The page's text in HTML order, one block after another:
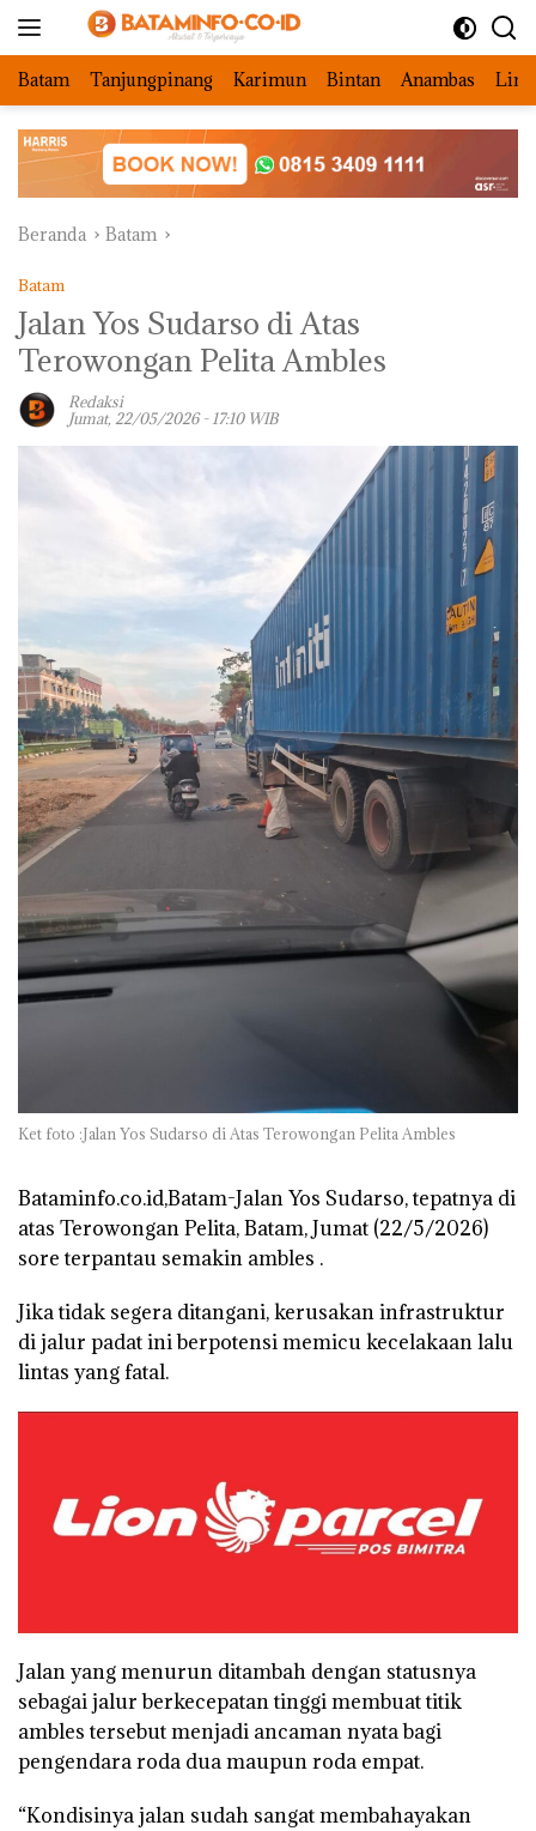
Batam Tanjungpinang Karimun Bintan Anambas
Beranda Batam
Batam
Jalan Yos Sudarso di Atas
Terowongan Pelita Ambles
Redaksi
Jumat, 22/05/2026 - 17:10 WIB
Ket foto :Jalan Yos Sudarso di Atas Terowongan Pelita Ambles
Bataminfo.co.id,Batam-Jalan Yos Sudarso, tepatnya di
atas Terowongan Pelita, Batam, Jumat (22/5/2026)
sore terpantau semakin ambles .
Jika tidak segera ditangani, kerusakan infrastruktur
di jalur padat ini berpotensi memicu kecelakaan lalu
lintas yang fatal.
Jalan yang menurun ditambah dengan statusnya
sebagai jalur berkecepatan tinggi membuat titik
ambles tersebut menjadi ancaman nyata bagi
pengendara roda dua maupun roda empat.
“Kondisinya jalan sudah sangat membahayakan